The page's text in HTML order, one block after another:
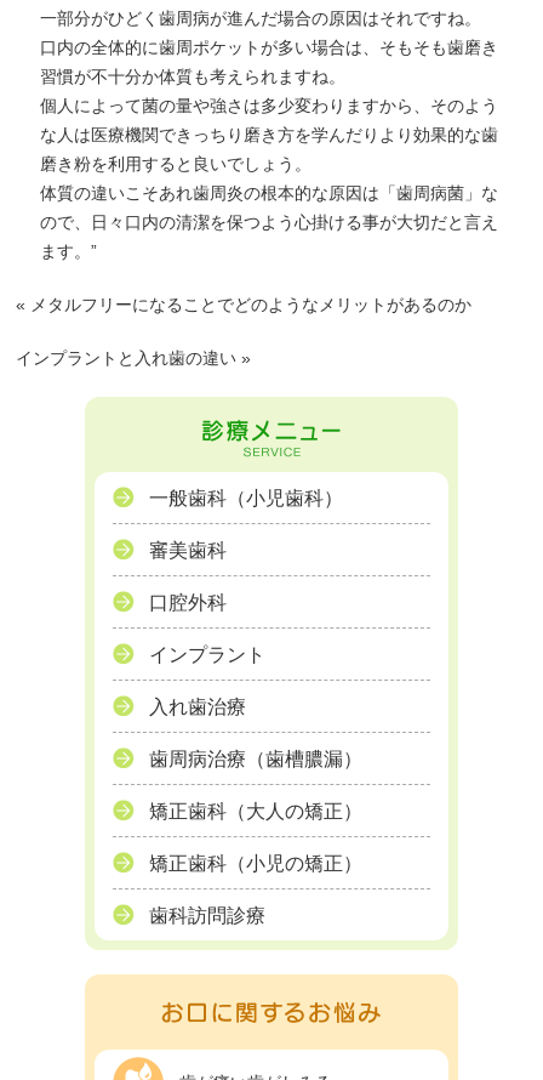
一部分がひどく歯周病が進んだ場合の原因はそれですね。
口内の全体的に歯周ポケットが多い場合は、そもそも歯磨き
習慣が不十分か体質も考えられますね。
個人によって菌の量や強さは多少変わりますから、そのよう
な人は医療機関できっちり磨き方を学んだりより効果的な歯
磨き粉を利用すると良いでしょう。
体質の違いこそあれ歯周炎の根本的な原因は「歯周病菌」な
ので、日々口内の清潔を保つよう心掛ける事が大切だと言え
ます。”
« メタルフリーになることでどのようなメリットがあるのか
インプラントと入れ歯の違い »
一般歯科（小児歯科）
審美歯科
口腔外科
インプラント
入れ歯治療
歯周病治療（歯槽膿漏）
矯正歯科（大人の矯正）
矯正歯科（小児の矯正）
歯科訪問診療